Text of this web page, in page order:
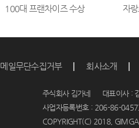
100대 프랜차이즈 수상 자
일무단수집거부 회사소개
주식회사 김가네 대표이사 :
사업자등록번호 : 206-86-
COPYRIGHT(C) 2018,